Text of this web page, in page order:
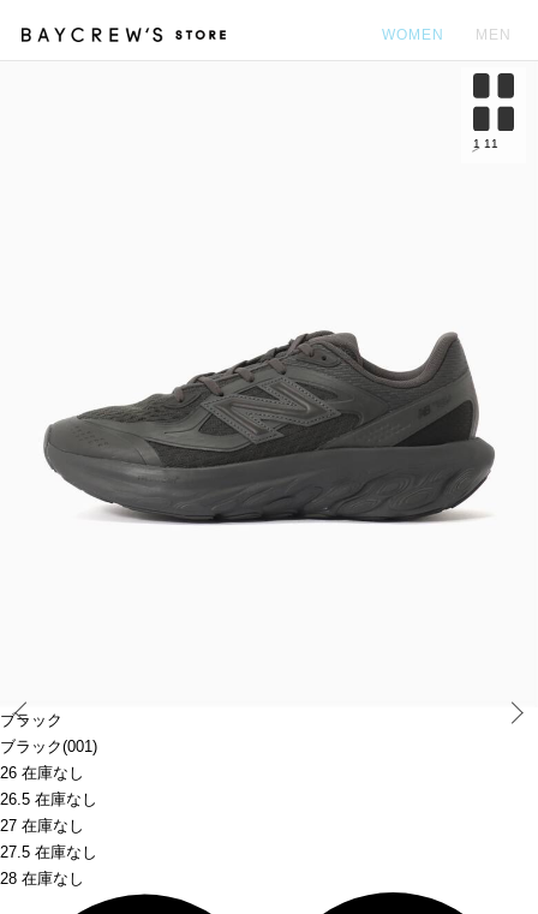
WOMEN MEN
ブラック
ブラック(001)
26 在庫なし
26.5 在庫なし
27 在庫なし
27.5 在庫なし
28 在庫なし
1 11